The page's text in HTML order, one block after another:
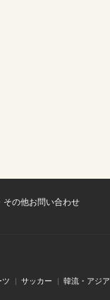
その他お問い合わせ
ツ サッカー 韓流・アジア